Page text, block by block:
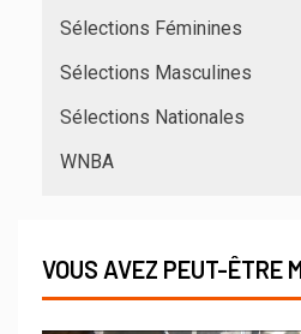
Sélections Féminines
Sélections Masculines
Sélections Nationales
WNBA
VOUS AVEZ PEUT-ÊTRE